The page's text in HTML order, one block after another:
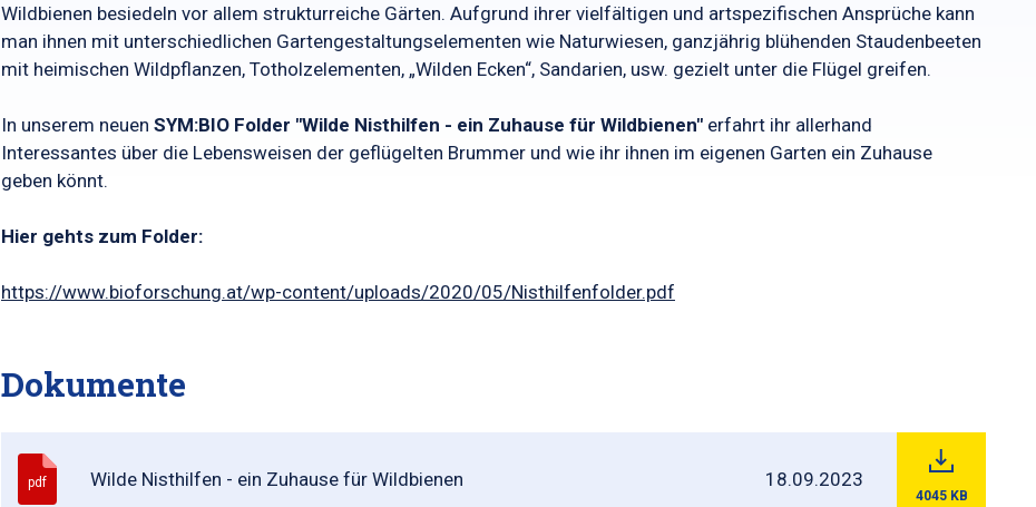
Wildbienen besiedeln vor allem strukturreiche Gärten. Aufgrund ihrer vielfältigen und artspezifischen Ansprüche kann
man ihnen mit unterschiedlichen Gartengestaltungselementen wie Naturwiesen, ganzjährig blühenden Staudenbeeten
mit heimischen Wildpflanzen, Totholzelementen, „Wilden Ecken“, Sandarien, usw. gezielt unter die Flügel greifen.
In unserem neuen SYM:BIO Folder "Wilde Nisthilfen - ein Zuhause für Wildbienen" erfahrt ihr allerhand
Interessantes über die Lebensweisen der geflügelten Brummer und wie ihr ihnen im eigenen Garten ein Zuhause
geben könnt.
Hier gehts zum Folder:
https://www.bioforschung.at/wp-content/uploads/2020/05/Nisthilfenfolder.pdf
Dokumente
pdf Wilde Nisthilfen - ein Zuhause für Wildbienen 18.09.2023
4045 KB